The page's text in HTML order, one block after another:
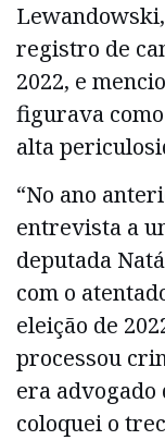
registro de
2022, e
figurava
alta
“No ano
entrevista a
deputada
com o
eleição de
processou
era advogado
coloquei o